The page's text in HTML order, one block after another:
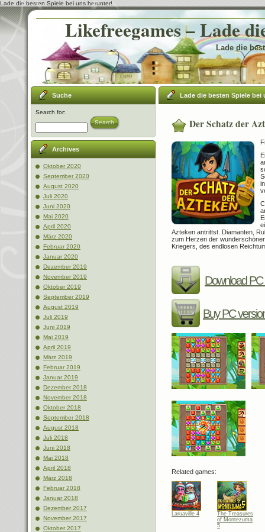
Lade die besten Spiele bei uns herunter!
Likefreegames – Lade
Lade die
Suche
Search for:
Search
Archives
Oktober 2020
September 2020
August 2020
Juli 2020
Juni 2020
Mai 2020
April 2020
März 2020
Februar 2020
Januar 2020
Dezember 2019
November 2019
Oktober 2019
September 2019
August 2019
Juli 2019
Juni 2019
Mai 2019
April 2019
März 2019
Februar 2019
Januar 2019
Dezember 2018
November 2018
Oktober 2018
September 2018
August 2018
Juli 2018
Juni 2018
Mai 2018
April 2018
März 2018
Februar 2018
Januar 2018
Dezember 2017
November 2017
Oktober 2017
Lade die besten Spiele bei
Der Schatz der
Azteken antrittst. Diamanten,
zum Herzen der
Kriegers, des endlosen
Download PC
Buy PC
Related games:
Laruaville 4
The Treasures
of Montezuma
5